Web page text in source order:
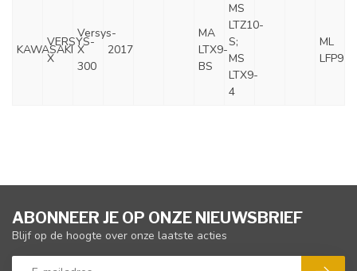
KAWASAKI
VERSYS-
X
Versys-
X
300
2017
MA
LTX9-
BS
MS
LTZ10-
S;
MS
LTX9-
4
ML
LFP9
ABONNEER JE OP ONZE NIEUWSBRIEF
Blijf op de hoogte over onze laatste acties